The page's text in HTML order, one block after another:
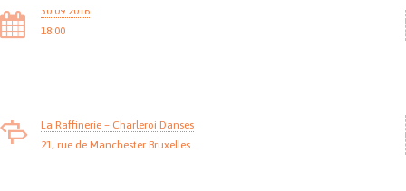
30.09.2016
18:00
La Raffinerie – Charleroi Danses
21, rue de Manchester Bruxelles